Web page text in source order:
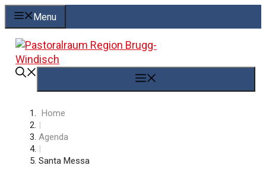
Springe
zum
Inhalt
Menu
Home
|
Agenda
|
Santa Messa